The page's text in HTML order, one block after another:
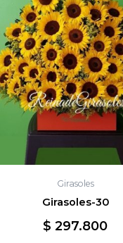
Girasoles
Girasoles-30
$ 297.800